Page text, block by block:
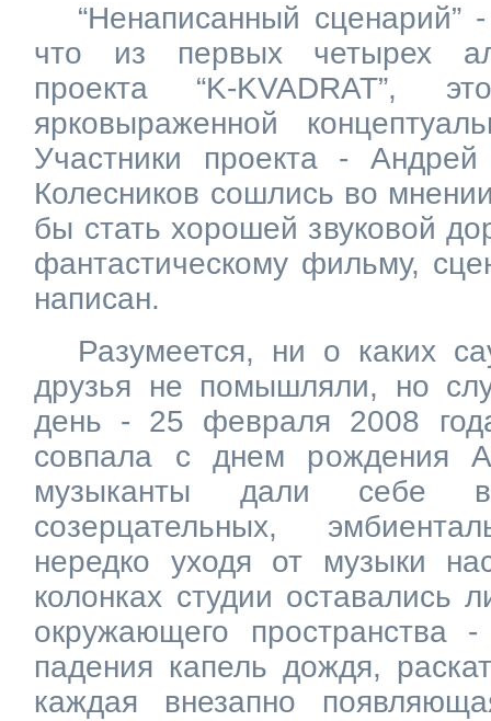
“Ненаписанный сценарий”
что из первых четырех
проекта “K-KVADRAT”,
ярковыраженной
Участники проекта -
Колесников сошлись во
бы стать хорошей звуковой
фантастическому фильму,
написан.
Разумеется, ни о каких
друзья не помышляли, но
день - 25 февраля 2008
совпала с днем рождения
музыканты дали себе
созерцательных,
нередко уходя от музыки
колонках студии оставались
окружающего пространства
падения капель дождя,
каждая внезапно